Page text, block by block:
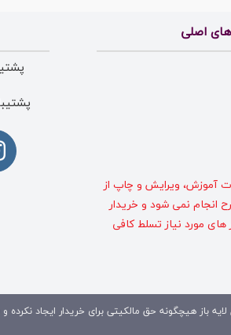
اصلی
آموزش، ویرایش و چاپ از
انجام نمی شود و خریدار
های مورد نیاز تسلط کافی
لایه باز هیچگونه حق مالکیتی برای خریدار ایجاد